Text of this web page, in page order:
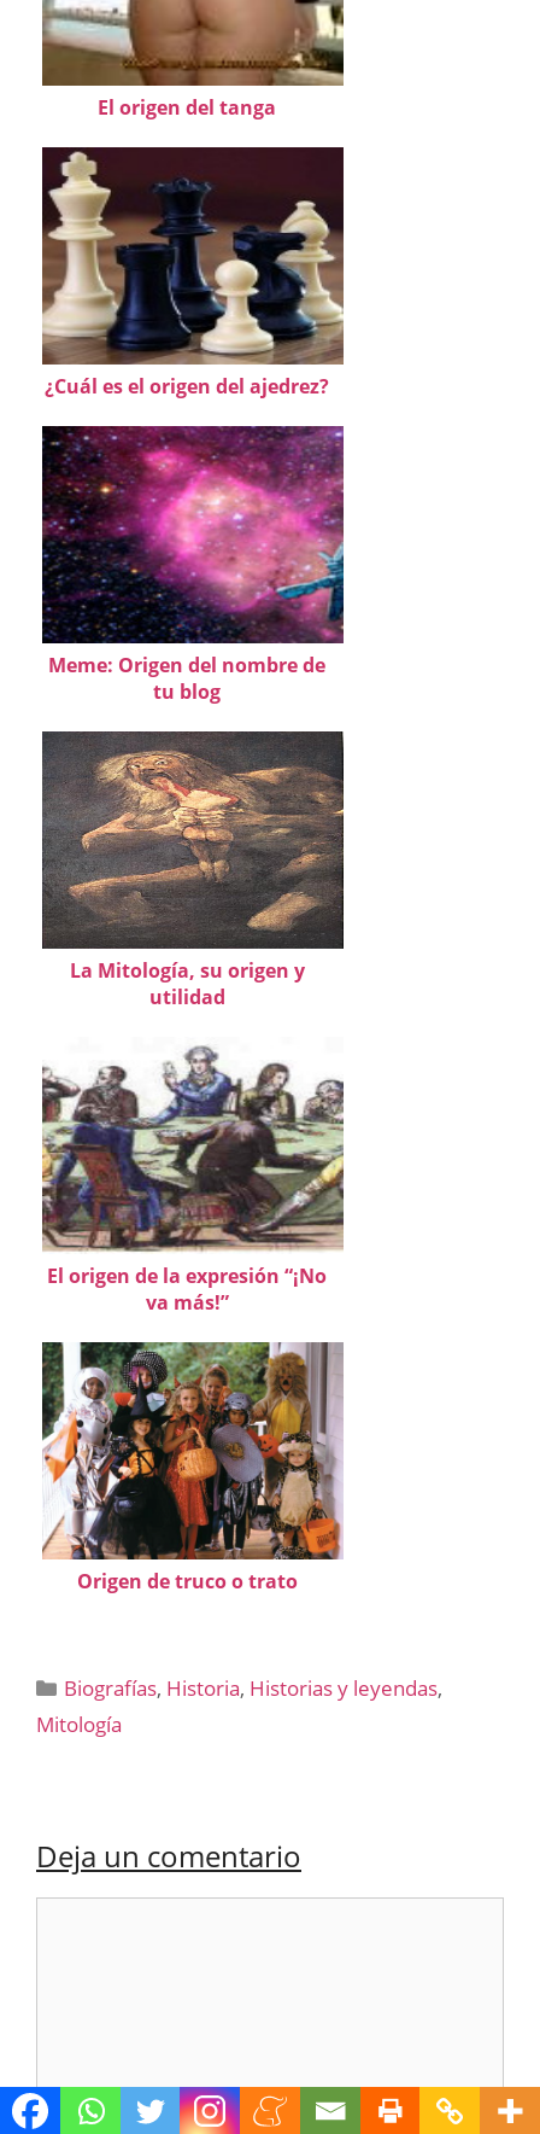
El origen del tanga
¿Cuál es el origen del ajedrez?
Meme: Origen del nombre de
tu blog
La Mitología, su origen y
utilidad
El origen de la expresión “¡No
va más!”
Origen de truco o trato
Categorías
Biografías, Historia, Historias y leyendas,
Mitología
Deja un comentario